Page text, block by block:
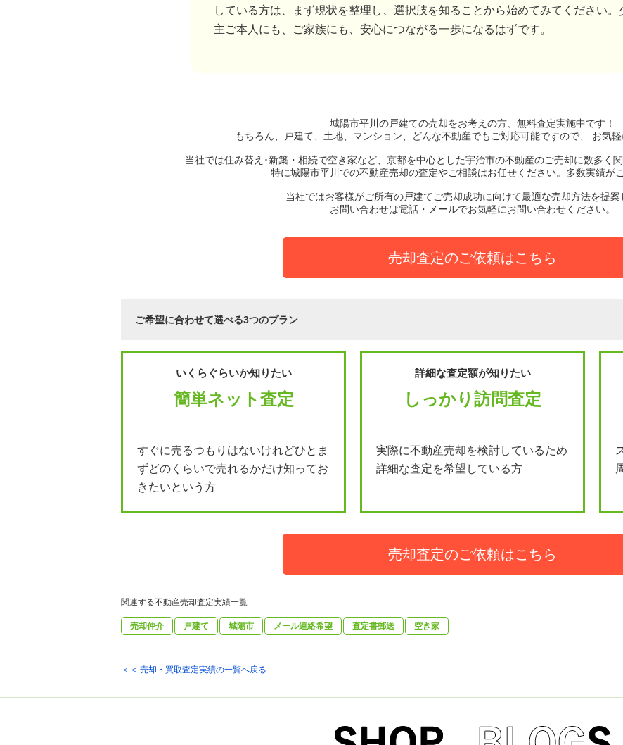
している方は、まず現状を整理し、選択肢を知ることから始めてみてください
主ご本人にも、ご家族にも、安心につながる一歩になるはずです。
城陽市平川の戸建ての売却をお考えの方、無料査定実施中です！
もちろん、戸建て、土地、マンション、どんな不動産でもご対応可能ですので、 お気軽
当社では住み替え･新築・相続で空き家など、京都を中心とした宇治市の不動産のご売却に数多く
特に城陽市平川での不動産売却の査定やご相談はお任せください。多数実績がご
当社ではお客様がご所有の戸建てご売却成功に向けて最適な売却方法を提案
お問い合わせは電話・メールでお気軽にお問い合わせください。
売却査定のご依頼はこちら
ご希望に合わせて選べる3つのプラン
いくらぐらいか知りたい
簡単ネット査定
すぐに売るつもりはないけれどひとま
ずどのくらいで売れるかだけ知ってお
きたいという方
詳細な査定額が知りたい
しっかり訪問査定
実際に不動産売却を検討しているため
詳細な査定を希望している方
売却査定のご依頼はこちら
関連する不動産売却査定実績一覧
売却仲介 戸建て 城陽市 メール連絡希望 査定書郵送 空き家
＜＜ 売却・買取査定実績の一覧へ戻る